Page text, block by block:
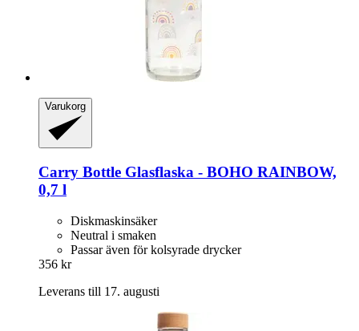
Varukorg
Carry Bottle Glasflaska -​ BOHO RAINBOW,
0,7 l
Diskmaskinsäker
Neutral i smaken
Passar även för kolsyrade drycker
356 kr
Leverans till 17. augusti